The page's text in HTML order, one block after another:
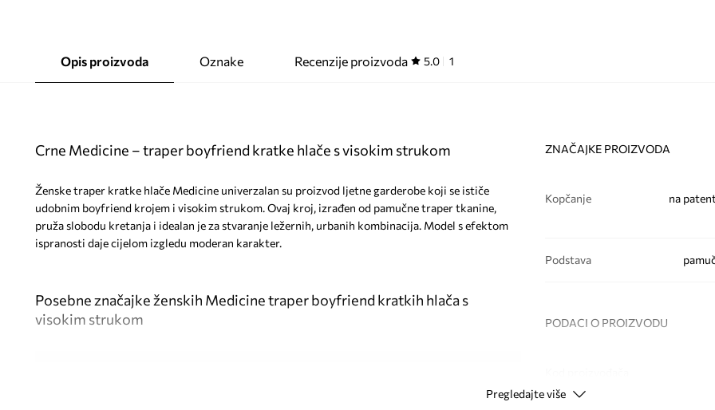
Opis proizvoda Oznake Recenzije proizvoda 5.0 1
Crne Medicine – traper boyfriend kratke hlače s visokim strukom
Ženske traper kratke hlače Medicine univerzalan su proizvod ljetne garderobe koji se ističe
udobnim boyfriend krojem i visokim strukom. Ovaj kroj, izrađen od pamučne traper tkanine,
pruža slobodu kretanja i idealan je za stvaranje ležernih, urbanih kombinacija. Model s efektom
ispranosti daje cijelom izgledu moderan karakter.
Posebne značajke ženskih Medicine traper boyfriend kratkih hlača s
visokim strukom
ZNAČAJKE PROIZVODA
Kopčanje
na
Podstava
PODACI O PROIZVODU
Pregledajte više